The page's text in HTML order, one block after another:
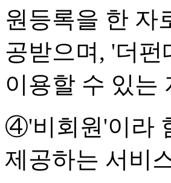
원등록을 한 자
공받으며, '더
이용할 수 있는
④'비회원'이라
제공하는 서비